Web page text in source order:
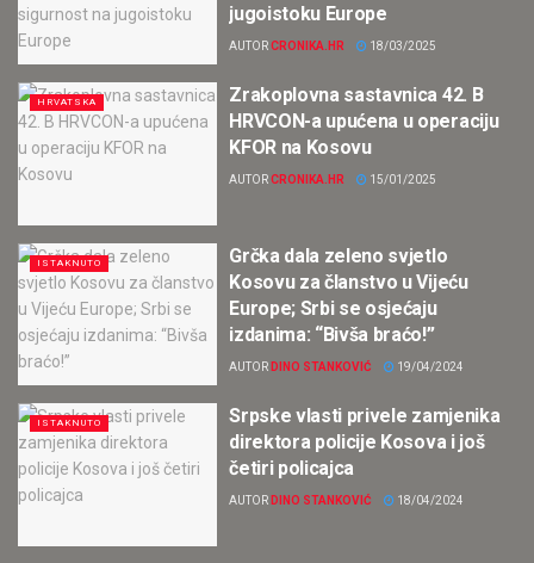
jugoistoku Europe
AUTORCRONIKA.HR 18/03/2025
HRVATSKA
Zrakoplovna sastavnica 42. B
HRVCON-a upućena u operaciju
KFOR na Kosovu
AUTORCRONIKA.HR 15/01/2025
ISTAKNUTO
Grčka dala zeleno svjetlo
Kosovu za članstvo u Vijeću
Europe; Srbi se osjećaju
izdanima: “Bivša braćo!”
AUTOR DINO STANKOVIĆ 19/04/2024
ISTAKNUTO
Srpske vlasti privele zamjenika
direktora policije Kosova i još
četiri policajca
AUTOR DINO STANKOVIĆ 18/04/2024